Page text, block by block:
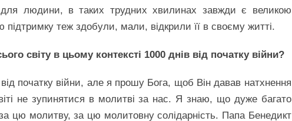
для людини, в таких трудних хвилинах завжди є великою
теж здобули, мали, відкрили її в своєму житті.
світу в цьому контексті 1000 днів від початку війни?
початку війни, але я прошу Бога, щоб Він давав натхнення
не зупинятися в молитві за нас. Я знаю, що дуже багато
цю молитву, за цю молитовну солідарність. Папа Бенедикт